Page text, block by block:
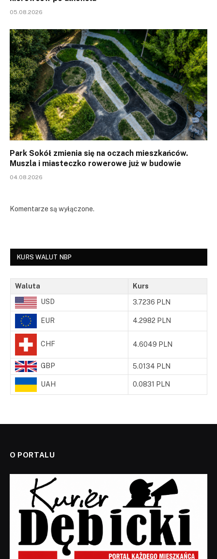
05.08.2026
Park Sokół zmienia się na oczach mieszkańców.
Muszla i miasteczko rowerowe już w budowie
04.08.2026
Komentarze są wyłączone.
KURS WALUT NBP
Waluta Kurs
USD 3.7236 PLN
EUR 4.2982 PLN
CHF 4.6049 PLN
GBP 5.0134 PLN
UAH 0.0831 PLN
O PORTALU